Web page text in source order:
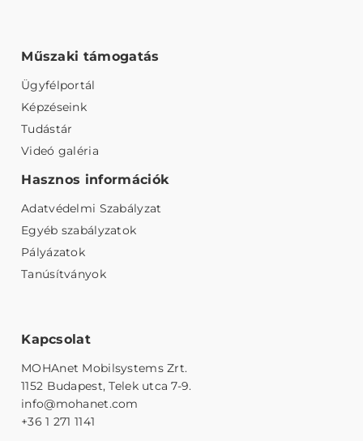
Műszaki támogatás
Ügyfélportál
Képzéseink
Tudástár
Videó galéria
Hasznos információk
Adatvédelmi Szabályzat
Egyéb szabályzatok
Pályázatok
Tanúsítványok
Kapcsolat
MOHAnet Mobilsystems Zrt.
1152 Budapest, Telek utca 7-9.
info@mohanet.com
+36 1 271 1141